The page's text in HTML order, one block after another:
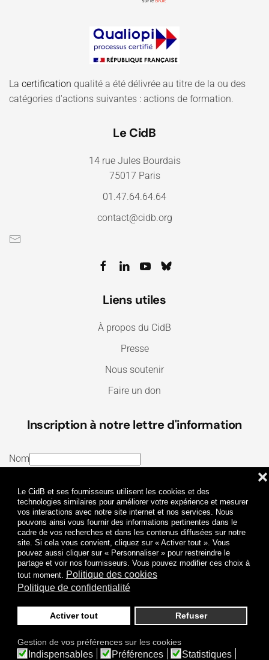
Le CidB et ses fournisseurs utilisent les cookies et des
technologies similaires pour améliorer votre expérience et mesurer
vos interactions avec notre site internet et nos services. Nous
pouvons ainsi vous fournir des informations pertinentes dans le
cadre de vos recherches et dans les contenus diffusées sur notre
site. Si cela vous convient, cliquez sur « Activer tout ». Vous
pouvez aussi cliquer sur « Personnaliser » pour restreindre le
partage et voir nos fournisseurs. Vous pouvez modifier ces choix à
tout moment. Politique des cookies
Politique de confidentialité
Activer tout Refuser
❌
Gestion de vos préférences sur les cookies
Indispensables Préférences Statistiques
La certification qualité a été délivrée au titre de la ou des
catégories d'actions suivantes : actions de formation.
Le CidB
14 rue Jules Bourdais
75017 Paris
01.47.64.64.64
contact@cidb.org
Liens utiles
À propos du CidB
Presse
Nous soutenir
Faire un don
Inscription à notre lettre d'information
Nom
J’ai lu et j’accepte lesTermes et conditionset la
Politique de confidentialité
Je m'abonne
© 2009-2026 CidB. Tous droits réservés.